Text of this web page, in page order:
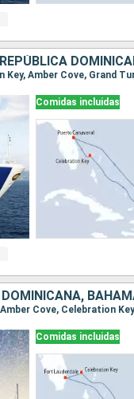
Amber Cove, Grand
Comidas incluidas
Cove, Celebration
Comidas incluidas